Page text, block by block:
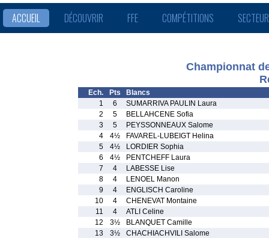
ACCUEIL DÉCOUVRIR FFE COMPÉTITIONS
Championnat
Ech. Pts
Blancs
1
6
SUMARRIVA PAULIN Laura
2
5
BELLAHCENE Sofia
3
5
PEYSSONNEAUX Salome
4
4½
FAVAREL-LUBEIGT Helina
5
4½
LORDIER Sophia
6
4½
PENTCHEFF Laura
7
4
LABESSE Lise
8
4
LENOEL Manon
9
4
ENGLISCH Caroline
10
4
CHENEVAT Montaine
11
4
ATLI Celine
12
3½
BLANQUET Camille
13
3½
CHACHIACHVILI Salome